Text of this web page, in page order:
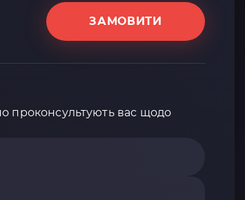
ЗАМОВИТИ
проконсультують вас щодо